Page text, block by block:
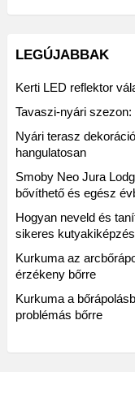
LEGÚJABBAK
Kerti LED reflektor
Tavaszi-nyári
Nyári terasz
hangulatosan
Smoby Neo Jura
bővíthető és egész
Hogyan neveld és
sikeres
Kurkuma az
érzékeny bőrre
Kurkuma a
problémás bőrre